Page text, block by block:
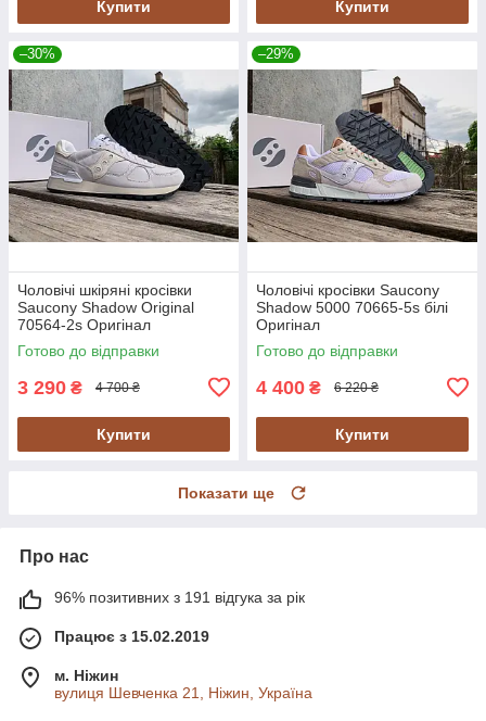
Купити Купити
–30%
Чоловічі шкіряні кросівки
Saucony Shadow Original
70564-2s Оригінал
Готово до відправки
3 290 ₴ 4 700 ₴
Купити
–29%
Чоловічі кросівки Saucony
Shadow 5000 70665-5s білі
Оригінал
Готово до відправки
4 400 ₴ 6 220 ₴
Купити
Показати ще
Про нас
96% позитивних з 191 відгука за рік
Працює з 15.02.2019
м. Ніжин
вулиця Шевченка 21, Ніжин, Україна